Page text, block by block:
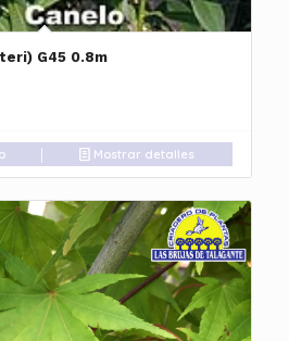
G45 0.8m
Mostrar detalles